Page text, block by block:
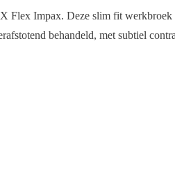
Impax. Deze slim fit
behandeld, met subtiel